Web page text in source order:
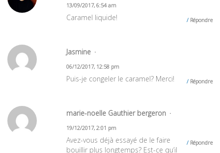
13/09/2017, 6:54 am
Répondre
Caramel liquide!
Jasmine
06/12/2017, 12:58 pm
Répondre
Puis-je congeler le caramel? Merci!
marie-noelle Gauthier bergeron
19/12/2017, 2:01 pm
Répondre
Avez-vous déjà essayé de le faire
bouillir plus longtemps? Est-ce qu’il